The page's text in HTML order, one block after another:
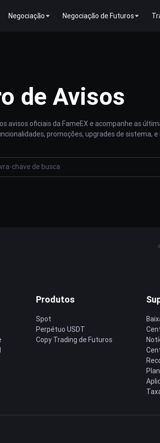
Negociação Negociação de Futuros
de Avisos
avisos oficiais da FameEX e acompanhe as
promoções, upgrades de sistema, e
Produtos
Spot
Perpétuo USDT
Copy Trading de Futuros